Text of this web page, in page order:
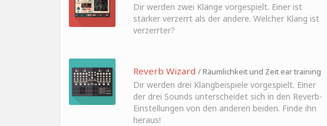
Dir werden zwei Klänge vorgespielt. Einer ist
stärker verzerrt als der andere. Welcher Klang ist
verzerrter?
Reverb Wizard / Räumlichkeit und Zeit ear training
Dir werden drei Klangbeispiele vorgespielt. Einer
der drei Sounds unterscheidet sich in den Reverb-
Einstellungen von den anderen beiden. Finde ihn
heraus!